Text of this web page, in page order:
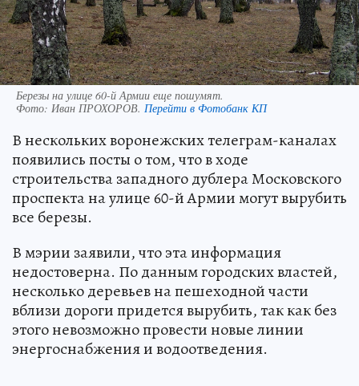
Березы на улице 60-й Армии еще пошумят.
Фото: Иван ПРОХОРОВ. Перейти в Фотобанк КП
В нескольких воронежских телеграм-каналах
появились посты о том, что в ходе
строительства западного дублера Московского
проспекта на улице 60-й Армии могут вырубить
все березы.
В мэрии заявили, что эта информация
недостоверна. По данным городских властей,
несколько деревьев на пешеходной части
вблизи дороги придется вырубить, так как без
этого невозможно провести новые линии
энергоснабжения и водоотведения.